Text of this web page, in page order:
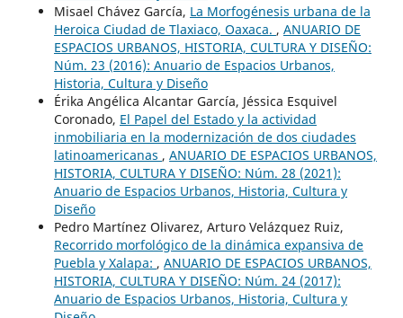
Misael Chávez García, La Morfogénesis urbana de la
Heroica Ciudad de Tlaxiaco, Oaxaca. , ANUARIO DE
ESPACIOS URBANOS, HISTORIA, CULTURA Y DISEÑO:
Núm. 23 (2016): Anuario de Espacios Urbanos,
Historia, Cultura y Diseño
Érika Angélica Alcantar García, Jéssica Esquivel
Coronado, El Papel del Estado y la actividad
inmobiliaria en la modernización de dos ciudades
latinoamericanas , ANUARIO DE ESPACIOS URBANOS,
HISTORIA, CULTURA Y DISEÑO: Núm. 28 (2021):
Anuario de Espacios Urbanos, Historia, Cultura y
Diseño
Pedro Martínez Olivarez, Arturo Velázquez Ruiz,
Recorrido morfológico de la dinámica expansiva de
Puebla y Xalapa: , ANUARIO DE ESPACIOS URBANOS,
HISTORIA, CULTURA Y DISEÑO: Núm. 24 (2017):
Anuario de Espacios Urbanos, Historia, Cultura y